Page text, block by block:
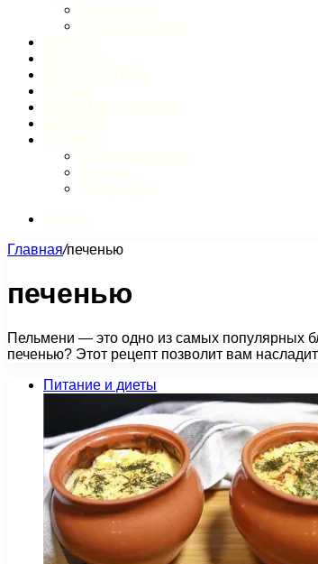
Главная/печенью
печенью
Пельмени — это одно из самых популярных
печенью? Этот рецепт позволит вам
Питание и диеты